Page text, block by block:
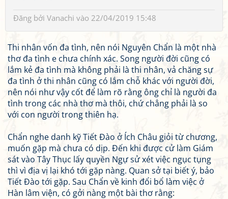
Đăng bởi Vanachi vào 22/04/2019 15:48
Thi nhân vốn đa tình, nên nói Nguyên Chẩn là một nhà
thơ đa tình e chưa chính xác. Song người đời cũng có
lắm kẻ đa tình mà không phải là thi nhân, vả chăng sự
đa tình ở thi nhân cũng có lắm chỗ khác với người đời,
nên nói như vậy cốt để làm rõ rằng ông chỉ là người đa
tình trong các nhà thơ mà thôi, chứ chẳng phải là so
với con người trong thiên hạ.
Chẩn nghe danh kỹ Tiết Đào ở Ích Châu giỏi từ chương,
muốn gặp mà chưa có dịp. Đến khi được cử làm Giám
sát vào Tây Thục lấy quyền Ngự sử xét việc ngục tụng
thì vì địa vị lại khó tới gặp nàng. Quan sở tại biết ý, bảo
Tiết Đào tới gặp. Sau Chẩn về kinh đổi bổ làm việc ở
Hàn lâm viện, có gởi nàng một bài thơ rằng: